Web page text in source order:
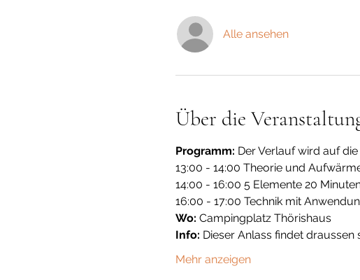
Alle ansehen
Über die
Programm: Der Verlauf wird auf
13:00 - 14:00 Theorie und
14:00 - 16:00 5 Elemente 20
16:00 - 17:00 Technik mit
Wo: Campingplatz Thörishaus
Info: Dieser Anlass findet draussen
Mehr anzeigen